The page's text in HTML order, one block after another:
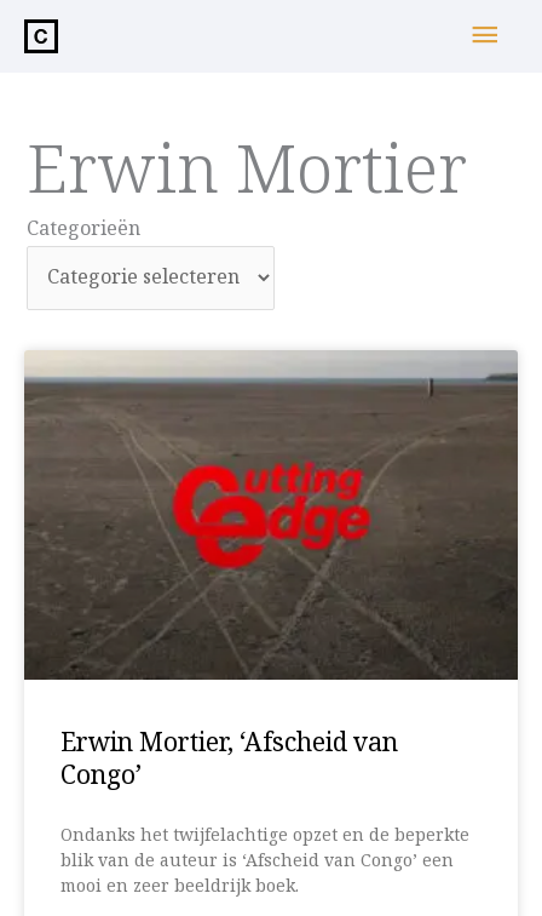
inhoud
Erwin Mortier
Categorieën
Categorieën
Erwin Mortier, ‘Afscheid van
Congo’
Ondanks het twijfelachtige opzet en de beperkte
blik van de auteur is ‘Afscheid van Congo’ een
mooi en zeer beeldrijk boek.